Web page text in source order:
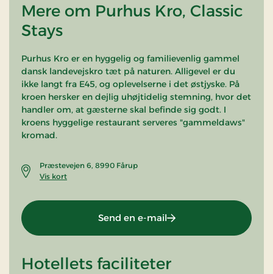
Mere om Purhus Kro, Classic
Stays
Purhus Kro er en hyggelig og familievenlig gammel
dansk landevejskro tæt på naturen. Alligevel er du
ikke langt fra E45, og oplevelserne i det østjyske. På
kroen hersker en dejlig uhøjtidelig stemning, hvor det
handler om, at gæsterne skal befinde sig godt. I
kroens hyggelige restaurant serveres "gammeldaws"
kromad.
Præstevejen 6, 8990 Fårup
Vis kort
Send en e-mail
Hotellets faciliteter